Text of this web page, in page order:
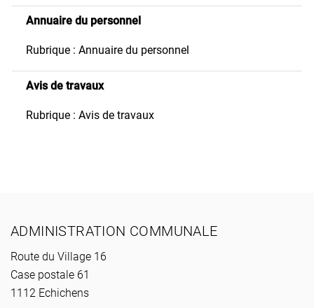
Annuaire du personnel
Rubrique : Annuaire du personnel
Avis de travaux
Rubrique : Avis de travaux
ADMINISTRATION COMMUNALE
Route du Village 16
Case postale 61
1112 Echichens